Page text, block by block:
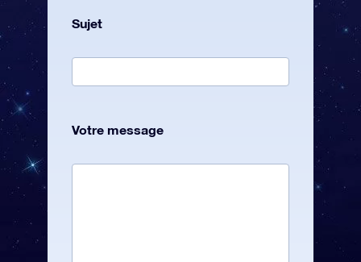
Sujet
Votre message